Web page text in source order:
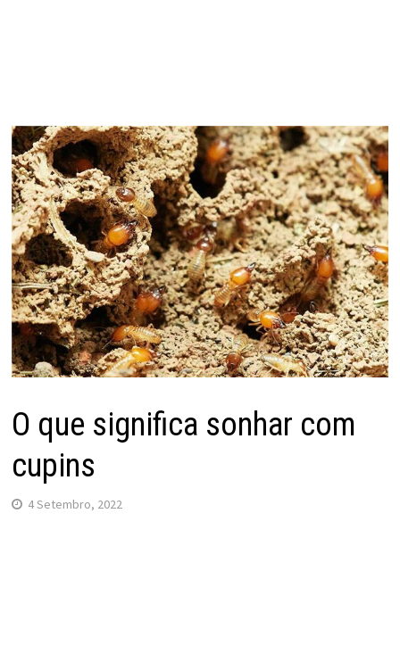
O que significa sonhar com
cupins
4 Setembro, 2022